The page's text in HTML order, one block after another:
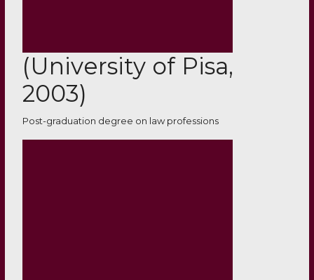
(University of Pisa,
2003)
Post-graduation degree on law professions